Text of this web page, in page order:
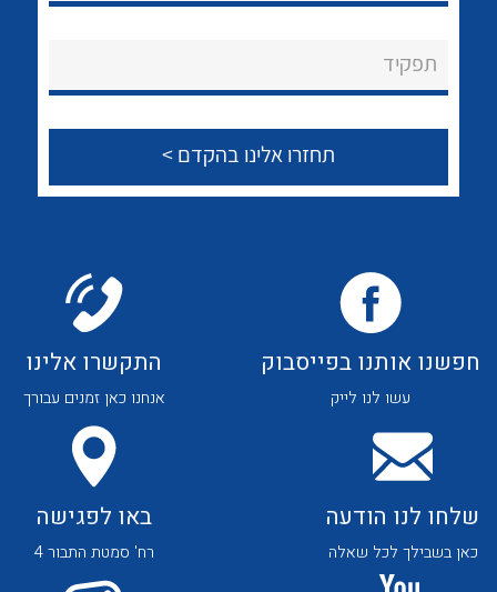
לכל מוצרי היצרן לכל מוצרי היצרן
תפקיד
חפשנו אותנו בפייסבוק
עשו לנו לייק
התקשרו אלינו
אנחנו כאן זמנים עבורך
שלחו לנו הודעה
כאן בשבילך לכל שאלה
באו לפגישה
רח' סמטת התבור 4